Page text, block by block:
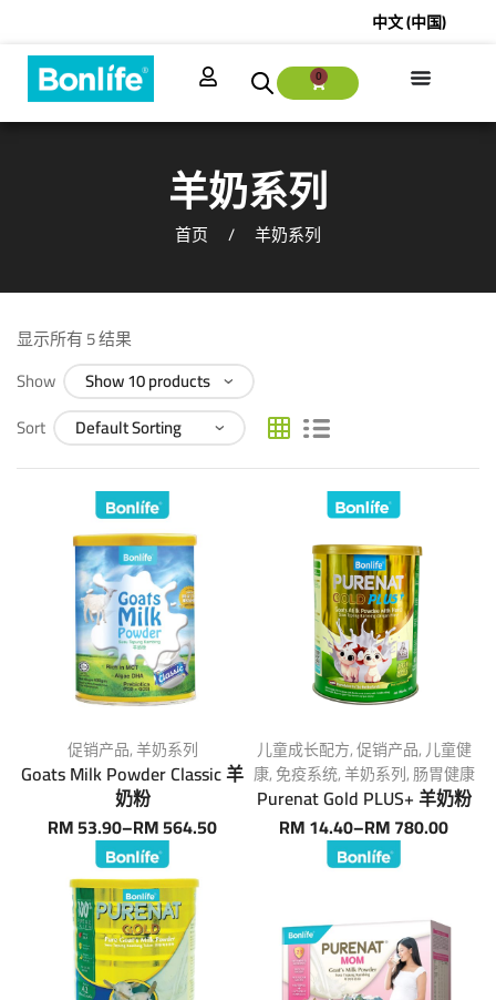
中文 (中国)
0
羊奶系列
首页 羊奶系列
显示所有 5 结果
Show
Sort
促销产品,羊奶系列
Goats Milk Powder Classic 羊
奶粉
RM53.90–RM564.50
儿童成长配方,促销产品,儿童健
康,免疫系统,羊奶系列,肠胃健康
Purenat Gold PLUS+ 羊奶粉
RM14.40–RM780.00